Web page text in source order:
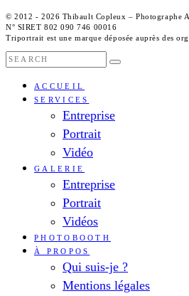
© 2012 - 2026 Thibault Copleux – Photographe
N° SIRET 802 090 746 00016
Triportrait est une marque déposée auprès des
ACCUEIL
SERVICES
Entreprise
Portrait
Vidéo
GALERIE
Entreprise
Portrait
Vidéos
PHOTOBOOTH
À PROPOS
Qui suis-je ?
Mentions légales